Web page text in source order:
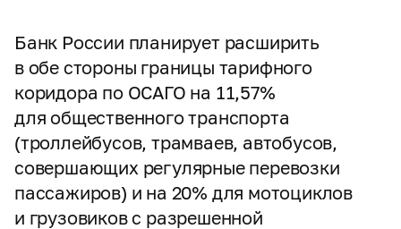
Банк России планирует расширить
в обе стороны границы тарифного
коридора по ОСАГО на 11,57%
для общественного транспорта
(троллейбусов, трамваев, автобусов,
совершающих регулярные перевозки
пассажиров) и на 20% для мотоциклов
и грузовиков с разрешенной